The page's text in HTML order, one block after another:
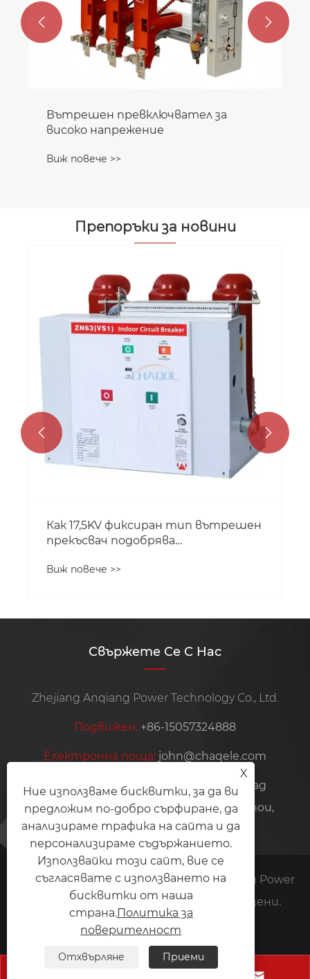
Вътрешен превключвател за
високо напрежение
Виж повече >>
 
Препоръки за новини
Как 17,5KV фиксиран тип вътрешен
прекъсвач подобрява
система със средно напрежение?
Виж повече >>
 
Свържете Се С Нас
Zhejiang Anqiang Power Technology Co., Ltd.
Подвижен: +86-15057324888
Електронна поща: john@chaqele.com
Индустриална зона Jinlu, град
Beibaixiang, град Yueqing, град Wenzhou,
провинция Zhejiang, Китай
Авторско право © 2026 Zhejiang Anqiang Power
Technology Co., Ltd. Всички права запазени.
Links RSS
X
Ние използваме бисквитки, за да ви
предложим по-добро сърфиране, да
анализираме трафика на сайта и да
персонализираме съдържанието.
Използвайки този сайт, вие се
съгласявате с използването на
бисквитки от наша
страна.Политика за
поверителност
Отхвърляне Приеми